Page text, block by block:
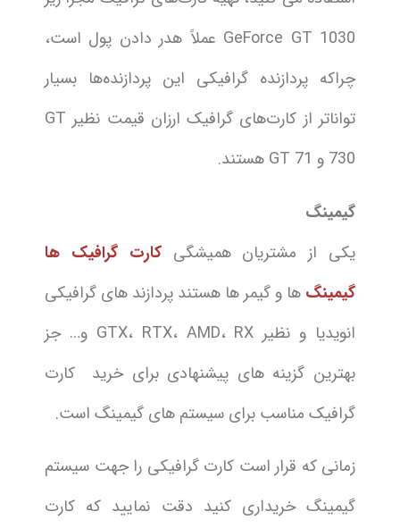
GeForce GT 1030 عملاً هدر دادن پول است،
چراکه پردازنده گرافیکی این پردازنده‌ها بسیار
توانا‌تر از کارت‌های گرافیک ارزان قیمت نظیر GT
730 و GT 71 هستند.
گیمینگ
یکی از مشتریان همیشگیکارت گرافیک ها
گیمینگ ها و گیمر ها هستند پردازند های گرافیکی
انویدیا و نظیر GTX، RTX، AMD، RX و… جز
بهترین گزینه های پیشنهادی برای خرید کارت
گرافیک مناسب برای سیستم های گیمینگ است.
زمانی که قرار است کارت گرافیکی را جهت سیستم
گیمینگ خریداری کنید دقت نمایید که کارت